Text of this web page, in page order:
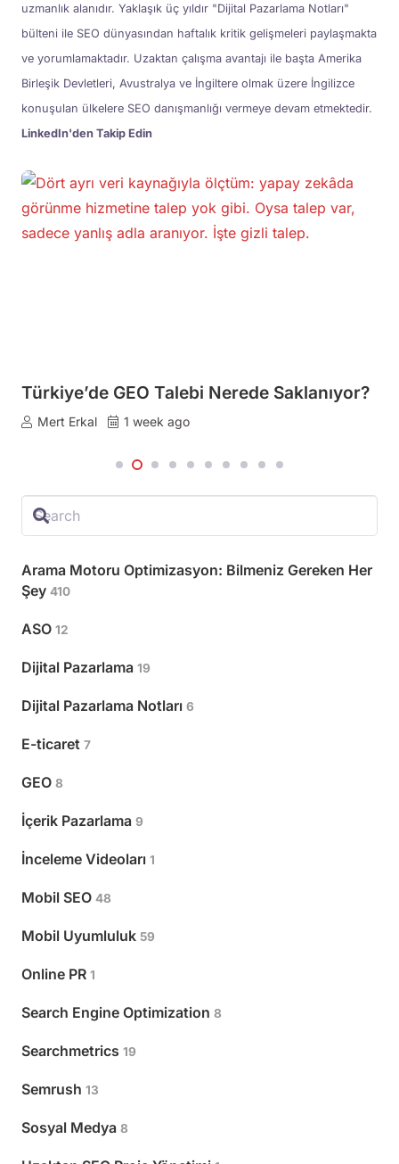
Arama Motoru Optimizasyon: Bilmeniz Gereken Her
Şey 410
ASO 12
Dijital Pazarlama 19
Dijital Pazarlama Notları 6
E-ticaret 7
GEO 8
İçerik Pazarlama 9
İnceleme Videoları 1
Mobil SEO 48
Mobil Uyumluluk 59
Online PR 1
Search Engine Optimization 8
Searchmetrics 19
Semrush 13
Sosyal Medya 8
uzmanlık alanıdır. Yaklaşık üç yıldır "Dijital Pazarlama Notları"
bülteni ile SEO dünyasından haftalık kritik gelişmeleri paylaşmakta
ve yorumlamaktadır. Uzaktan çalışma avantajı ile başta Amerika
Birleşik Devletleri, Avustralya ve İngiltere olmak üzere İngilizce
konuşulan ülkelere SEO danışmanlığı vermeye devam etmektedir.
LinkedIn'den Takip Edin
Türkiye’de GEO Talebi Nerede Saklanıyor?
Mert Erkal 1 week ago